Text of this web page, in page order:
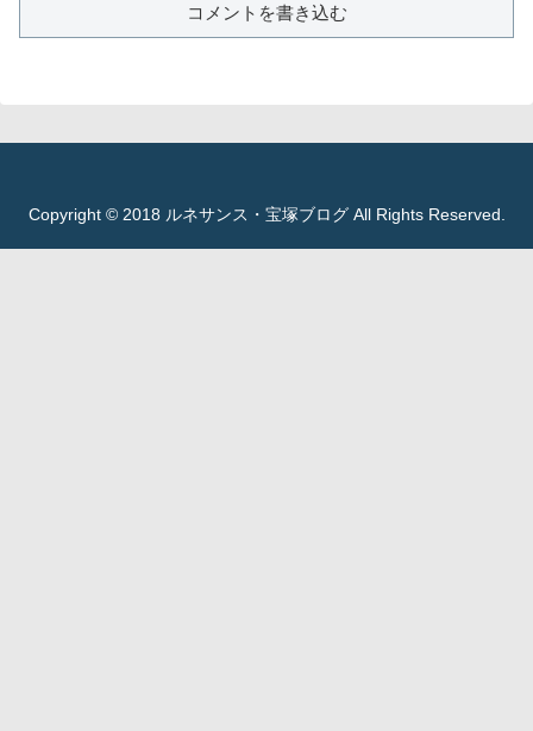
コメントを書き込む
Copyright © 2018 ルネサンス・宝塚ブログ All Rights Reserved.